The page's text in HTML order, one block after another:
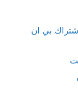
بي ان